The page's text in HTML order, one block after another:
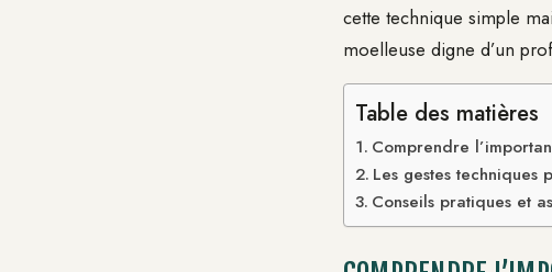
cette technique simple
moelleuse digne d’un
Table des matières
Comprendre
Les gestes
Conseils pratiques et